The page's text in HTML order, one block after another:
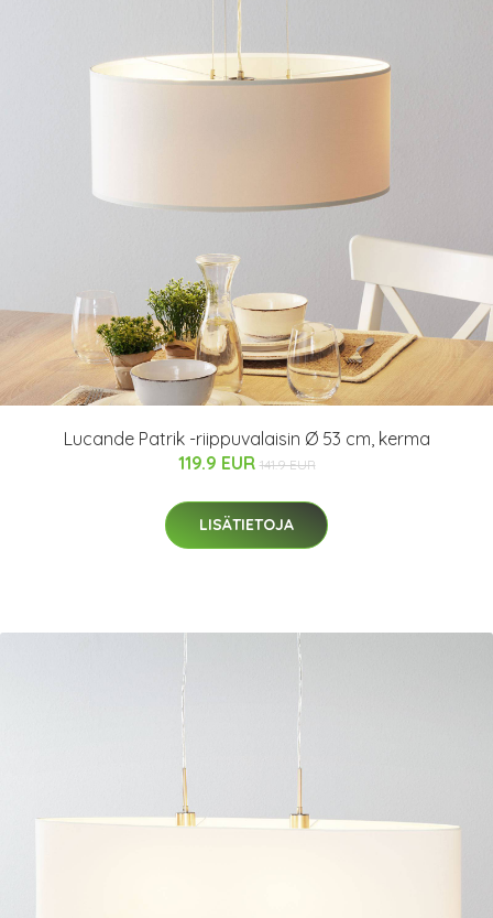
Lucande Patrik -riippuvalaisin Ø 53 cm, kerma
119.9 EUR 141.9 EUR
LISÄTIETOJA